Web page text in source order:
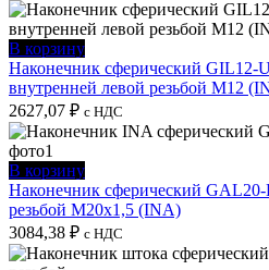
В корзину
Наконечник сферический GIL12-
внутренней левой резьбой M12
2627,07 ₽ с НДС
В корзину
Наконечник сферический
резьбой M20x1,5 (INA)
3084,38 ₽ с НДС